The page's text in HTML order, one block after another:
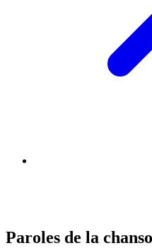
Paroles de la